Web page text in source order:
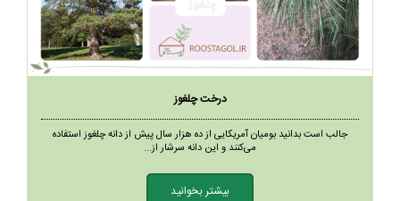
درخت چلغوز
جالب است بدانید بومیان آمریکایی از ده هزار سال پیش از دانه چلغوز استفاده
می‌کنند و این دانه سرشار از...
بیشتر بخوانید